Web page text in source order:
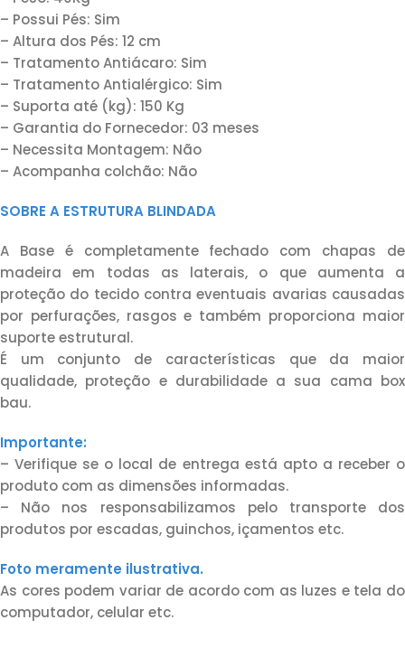
– Possui Pés: Sim
– Altura dos Pés: 12 cm
– Tratamento Antiácaro: Sim
– Tratamento Antialérgico: Sim
– Suporta até (kg): 150 Kg
– Garantia do Fornecedor: 03 meses
– Necessita Montagem: Não
– Acompanha colchão: Não
SOBRE A ESTRUTURA BLINDADA
A Base é completamente fechado com chapas de
madeira em todas as laterais, o que aumenta a
proteção do tecido contra eventuais avarias causadas
por perfurações, rasgos e também proporciona maior
suporte estrutural.
É um conjunto de características que da maior
qualidade, proteção e durabilidade a sua cama box
bau.
Importante:
– Verifique se o local de entrega está apto a receber o
produto com as dimensões informadas.
– Não nos responsabilizamos pelo transporte dos
produtos por escadas, guinchos, içamentos etc.
Foto meramente ilustrativa.
As cores podem variar de acordo com as luzes e tela do
computador, celular etc.